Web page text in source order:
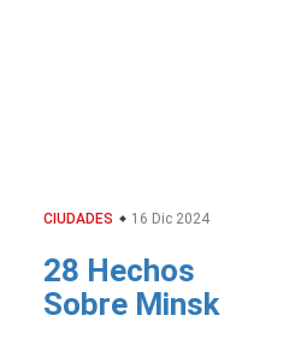
CIUDADES 16 Dic 2024
28 Hechos
Sobre Minsk